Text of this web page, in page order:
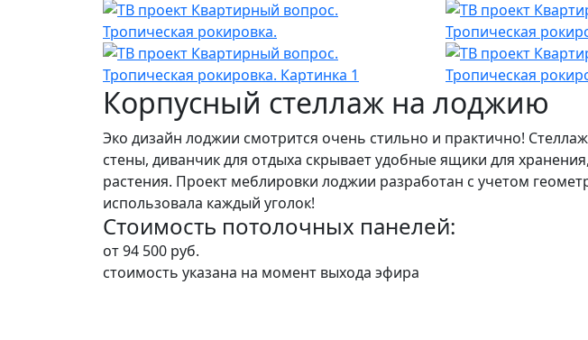
Корпусный стеллаж на лоджию
Эко дизайн лоджии смотрится очень стильно и практично!
стены, диванчик для отдыха скрывает удобные ящики для
растения. Проект меблировки лоджии разработан с учетом
использовала каждый уголок!
Стоимость потолочных панелей:
от94 500 руб.
стоимость указана на момент выхода эфира